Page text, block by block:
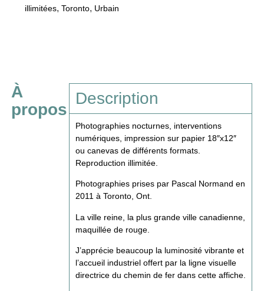
illimitées, Toronto, Urbain
À
propos
Description
Photographies nocturnes, interventions
numériques, impression sur papier 18″x12″
ou canevas de différents formats.
Reproduction illimitée.
Photographies prises par Pascal Normand en
2011 à Toronto, Ont.
La ville reine, la plus grande ville canadienne,
maquillée de rouge.
J’apprécie beaucoup la luminosité vibrante et
l’accueil industriel offert par la ligne visuelle
directrice du chemin de fer dans cette affiche.